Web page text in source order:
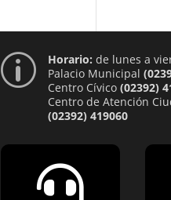
p Horario: de lunes a
Palacio Municipal
Centro Cívico (02392)
Centro de Atención
(02392) 419060
